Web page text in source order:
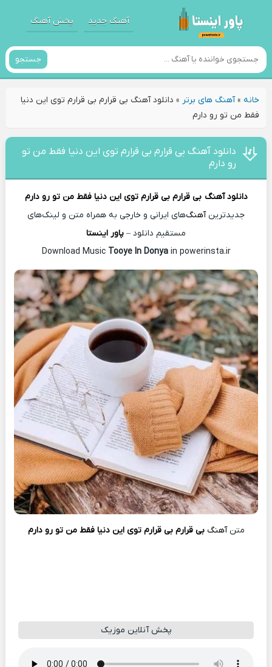
آهنگ جدید پخش آهنگ
جستجو
خانه»آهنگ های برتر » دانلود آهنگ بی‌ قرارم بی‌ قرارم توی این دنیا
فقط من تو رو دارم
دانلود آهنگ بی‌ قرارم بی‌ قرارم توی این دنیا فقط من تو
رو دارم
دانلود آهنگ بی‌ قرارم بی‌ قرارم توی این دنیا فقط من تو رو دارم
جدیدترینآهنگ‌های ایرانی و خارجی به همراه متن و لینک‌های
مستقیم دانلود – پاور اینستا
Download Music Tooye In Donyain powerinsta.ir
متنآهنگ بی‌ قرارم بی‌ قرارم توی این دنیا فقط من تو رو دارم
پخش آنلاین موزیک